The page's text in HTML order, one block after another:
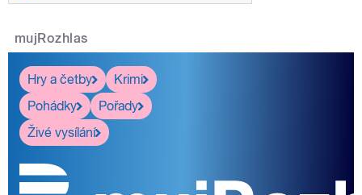
mujRozhlas
Hry a četby
Krimi
Pohádky
Pořady
Živé vysílání